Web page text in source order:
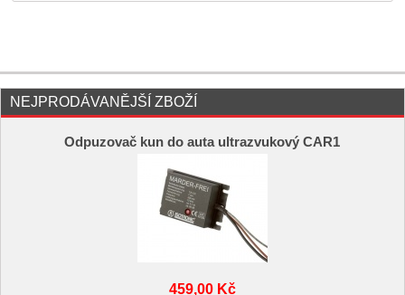
NEJPRODÁVANĚJŠÍ ZBOŽÍ
Odpuzovač kun do auta ultrazvukový CAR1
459,00 Kč